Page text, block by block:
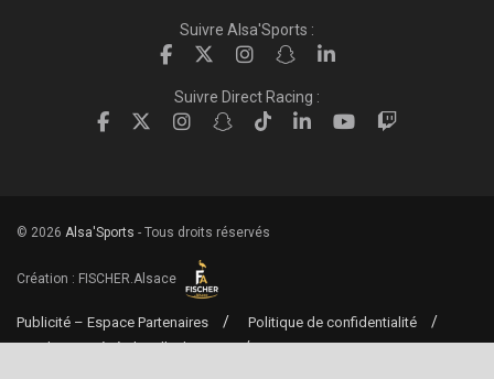
Suivre Alsa'Sports :
Suivre Direct Racing :
© 2026 Alsa'Sports - Tous droits réservés
Création : FISCHER.Alsace
Publicité – Espace Partenaires
Politique de confidentialité
Conditions générales d’utilisation